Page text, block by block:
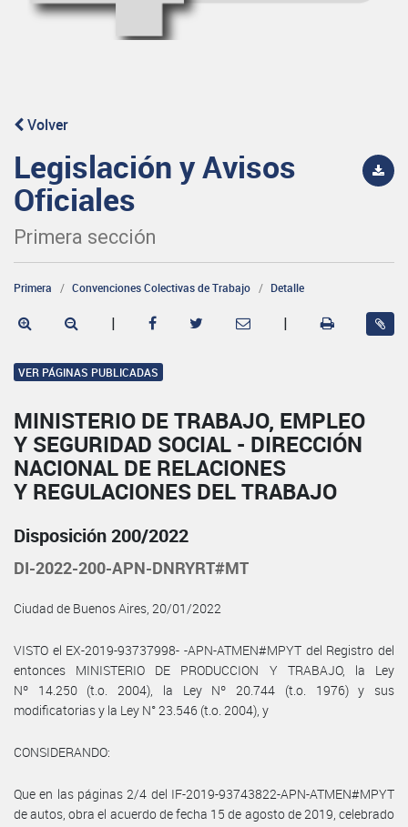
Volver
Legislación y Avisos
Oficiales
Primera sección
Primera Convenciones Colectivas de Trabajo Detalle
| |
VER PÁGINAS PUBLICADAS
MINISTERIO DE TRABAJO, EMPLEO
Y SEGURIDAD SOCIAL - DIRECCIÓN
NACIONAL DE RELACIONES
Y REGULACIONES DEL TRABAJO
Disposición 200/2022
DI-2022-200-APN-DNRYRT#MT
Ciudad de Buenos Aires, 20/01/2022
VISTO el EX-2019-93737998- -APN-ATMEN#MPYT del Registro del
entonces MINISTERIO DE PRODUCCION Y TRABAJO, la Ley
Nº 14.250 (t.o. 2004), la Ley Nº 20.744 (t.o. 1976) y sus
modificatorias y la Ley N° 23.546 (t.o. 2004), y
CONSIDERANDO:
Que en las páginas 2/4 del IF-2019-93743822-APN-ATMEN#MPYT
de autos, obra el acuerdo de fecha 15 de agosto de 2019, celebrado